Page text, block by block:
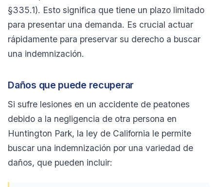
§335.1). Esto significa que tiene un plazo limitado
para presentar una demanda. Es crucial actuar
rápidamente para preservar su derecho a buscar
una indemnización.
Daños que puede recuperar
Si sufre lesiones en un accidente de peatones
debido a la negligencia de otra persona en
Huntington Park, la ley de California le permite
buscar una indemnización por una variedad de
daños, que pueden incluir: